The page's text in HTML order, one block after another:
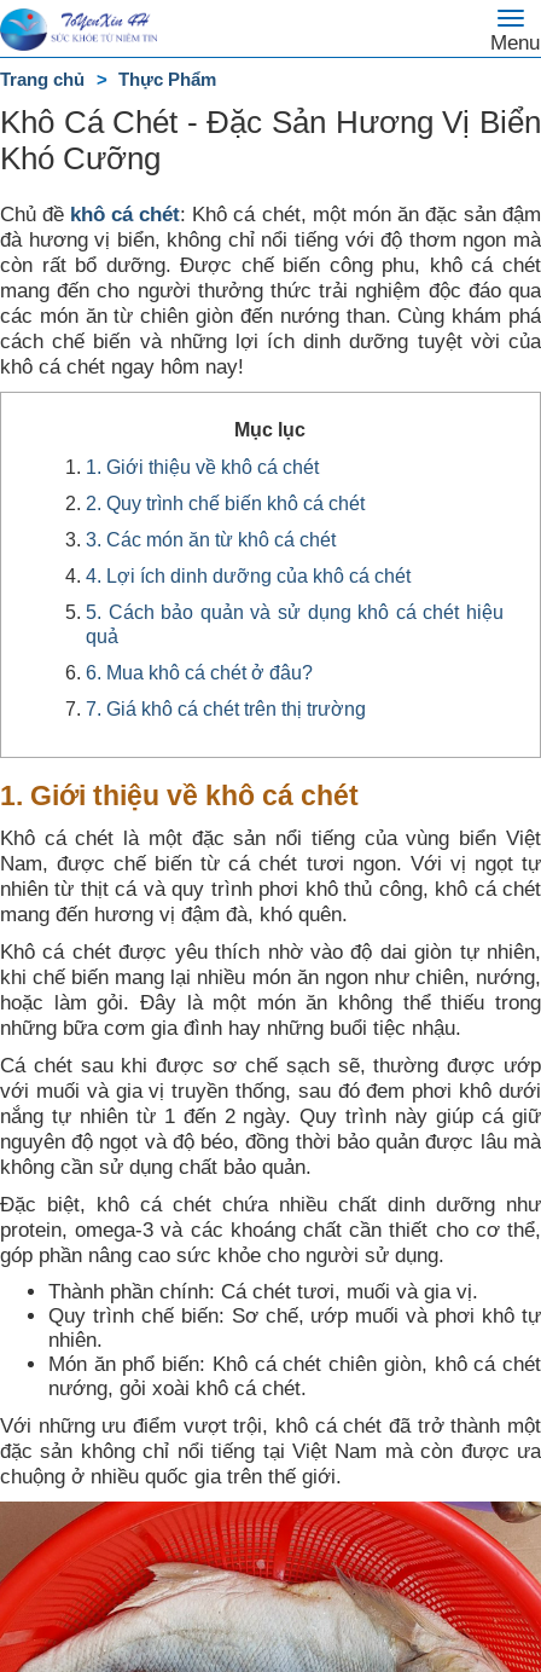
Menu
Trang
chủ
DANH
MỤC
Trang chủ Thực Phẩm
Khô Cá Chét - Đặc Sản Hương Vị Biển
Khó Cưỡng
Chủ đề khô cá chét: Khô cá chét, một món ăn đặc sản đậm
đà hương vị biển, không chỉ nổi tiếng với độ thơm ngon mà
còn rất bổ dưỡng. Được chế biến công phu, khô cá chét
mang đến cho người thưởng thức trải nghiệm độc đáo qua
các món ăn từ chiên giòn đến nướng than. Cùng khám phá
cách chế biến và những lợi ích dinh dưỡng tuyệt vời của
khô cá chét ngay hôm nay!
Mục lục
1. Giới thiệu về khô cá chét
2. Quy trình chế biến khô cá chét
3. Các món ăn từ khô cá chét
4. Lợi ích dinh dưỡng của khô cá chét
5. Cách bảo quản và sử dụng khô cá chét hiệu
quả
6. Mua khô cá chét ở đâu?
7. Giá khô cá chét trên thị trường
1. Giới thiệu về khô cá chét
Khô cá chét là một đặc sản nổi tiếng của vùng biển Việt
Nam, được chế biến từ cá chét tươi ngon. Với vị ngọt tự
nhiên từ thịt cá và quy trình phơi khô thủ công, khô cá chét
mang đến hương vị đậm đà, khó quên.
Khô cá chét được yêu thích nhờ vào độ dai giòn tự nhiên,
khi chế biến mang lại nhiều món ăn ngon như chiên, nướng,
hoặc làm gỏi. Đây là một món ăn không thể thiếu trong
những bữa cơm gia đình hay những buổi tiệc nhậu.
Cá chét sau khi được sơ chế sạch sẽ, thường được ướp
với muối và gia vị truyền thống, sau đó đem phơi khô dưới
nắng tự nhiên từ 1 đến 2 ngày. Quy trình này giúp cá giữ
nguyên độ ngọt và độ béo, đồng thời bảo quản được lâu mà
không cần sử dụng chất bảo quản.
Đặc biệt, khô cá chét chứa nhiều chất dinh dưỡng như
protein, omega-3 và các khoáng chất cần thiết cho cơ thể,
góp phần nâng cao sức khỏe cho người sử dụng.
Thành phần chính: Cá chét tươi, muối và gia vị.
Quy trình chế biến: Sơ chế, ướp muối và phơi khô tự
nhiên.
Món ăn phổ biến: Khô cá chét chiên giòn, khô cá chét
nướng, gỏi xoài khô cá chét.
Với những ưu điểm vượt trội, khô cá chét đã trở thành một
đặc sản không chỉ nổi tiếng tại Việt Nam mà còn được ưa
chuộng ở nhiều quốc gia trên thế giới.